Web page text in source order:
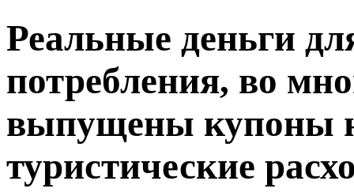
Реальные деньги
потребления, во
выпущены купоны
туристические